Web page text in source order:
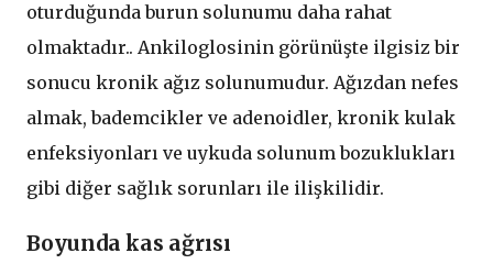
oturduğunda burun solunumu daha rahat
olmaktadır.. Ankiloglosinin görünüşte ilgisiz bir
sonucu kronik ağız solunumudur. Ağızdan nefes
almak, bademcikler ve adenoidler, kronik kulak
enfeksiyonları ve uykuda solunum bozuklukları
gibi diğer sağlık sorunları ile ilişkilidir.
Boyunda kas ağrısı